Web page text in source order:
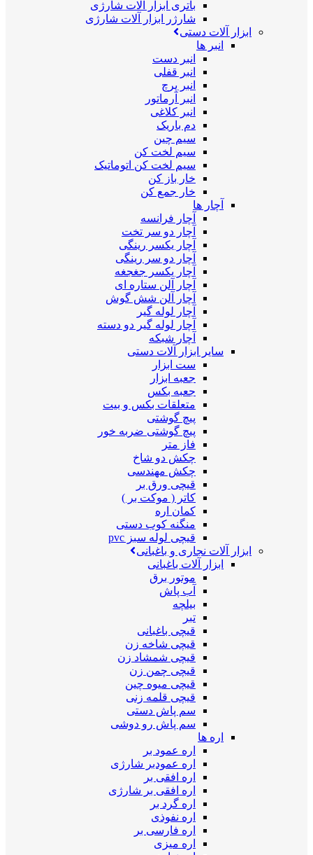
باتری ابزار آلات شارژی
شارژر ابزار آلات شارژی
ابزار آلات دستی
انبر ها
انبر دست
انبر قفلی
انبر پرچ
انبر آرماتور
انبر کلاغی
دم باریک
سیم چین
سیم لخت کن
سیم لخت کن اتوماتیک
خار باز کن
خار جمع کن
آچار ها
آچار فرانسه
آچار دو سر تخت
آچار یکسر رینگی
آچار دو سر رینگی
آچار یکسر جغجغه
آچار آلن ستاره ای
آچار آلن شش گوش
آچار لوله گیر
آچار لوله گیر دو دسته
آچار شبکه
سایر ابزار آلات دستی
ست ابزار
جعبه ابزار
جعبه بکس
متعلقات بکس و بیت
پیچ گوشتی
پیچ گوشتی ضربه خور
فاز متر
چکش دو شاخ
چکش مهندسی
قیچی ورق بر
کاتر ( موکت بر )
کمان اره
منگنه کوب دستی
قیچی لوله سبز pvc
ابزار آلات نجاری و باغبانی
ابزار آلات باغبانی
موتور برق
آب پاش
بیلچه
تبر
قیچی باغبانی
قیچی شاخه زن
قیچی شمشاد زن
قیچی چمن زن
قیچی میوه چین
قیچی قلمه زنی
سم پاش دستی
سم پاش رو دوشی
اره ها
اره عمود بر
اره عمودبر شارژی
اره افقی بر
اره افقی بر شارژی
اره گرد بر
اره نفوذی
اره فارسی بر
اره میزی